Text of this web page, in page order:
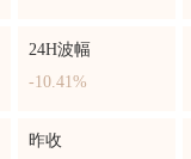
24H波幅
-10.41%
昨收